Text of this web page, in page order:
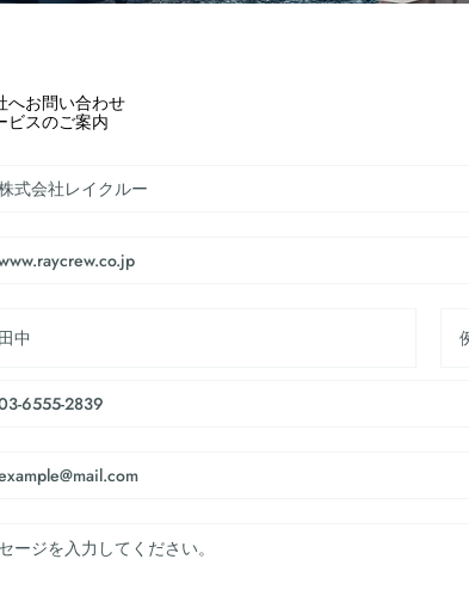
へお問い合わせ
ビスのご案内